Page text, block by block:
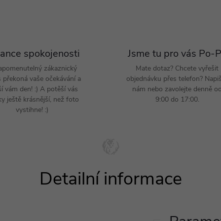
spokojenosti
zákaznický
překoná vaše očekávání a
vám den! :) A potěší vás
ještě krásnější, než foto
vystihne! :)
Jsme tu pro vás Po-
Mate dotaz? Chcete vyřešit
objednávku přes telefon?
nám nebo zavolejte denně
9:00 do 17:00.